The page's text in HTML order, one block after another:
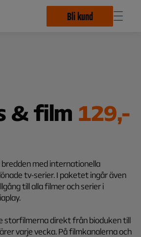
Bli kund
& film 129,-
med internationella
tv-serier. I paketet ingår även
till alla filmer och serier i
storfilmerna direkt från bioduken till
varje vecka. På filmkanalerna och